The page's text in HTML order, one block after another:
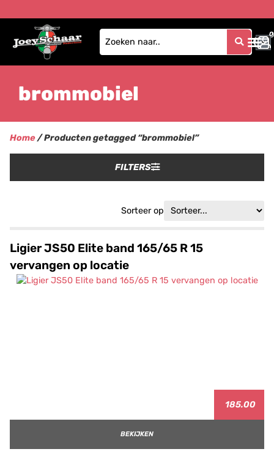
0
0
brommobiel
Home/ Producten getagged “brommobiel”
FILTERS
Sorteer op
Ligier JS50 Elite band 165/65 R 15
vervangen op locatie
185.00
BEKIJKEN